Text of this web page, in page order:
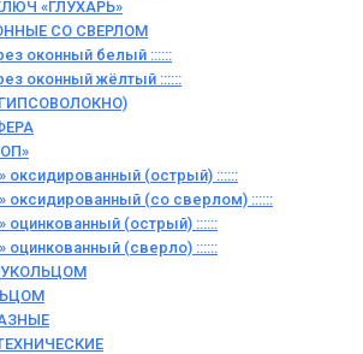
«ГЛУХАРЬ»
СО СВЕРЛОМ
оконный белый ::::::
оконный жёлтый ::::::
оксидированный (острый) ::::::
оксидированный (со сверлом) ::::::
оцинкованный (острый) ::::::
оцинкованный (сверло) ::::::